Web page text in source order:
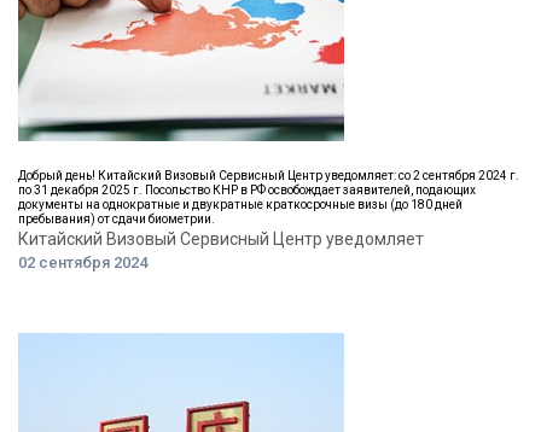
Добрый день! Китайский Визовый Сервисный Центр уведомляет: со 2 сентября 2024 г.
по 31 декабря 2025 г. Посольство КНР в РФ освобождает заявителей, подающих
документы на однократные и двукратные краткосрочные визы (до 180 дней
пребывания) от сдачи биометрии.
Китайский Визовый Сервисный Центр уведомляет
02 сентября 2024